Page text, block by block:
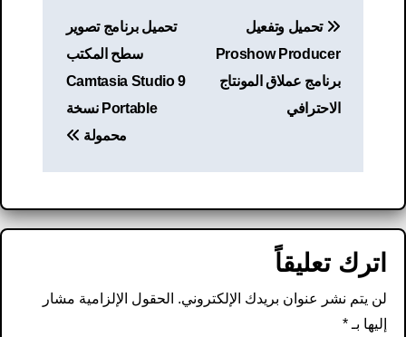
المقالات
تحميل وتفعيل
Proshow Producer
برنامج​ عملاق المونتاج
الاحترافي
تحميل برنامج تصوير
سطح المكتب
Camtasia Studio 9
Portable نسخة
محمولة
اترك تعليقاً
لن يتم نشر عنوان بريدك الإلكتروني. الحقول الإلزامية مشار
إليها بـ*